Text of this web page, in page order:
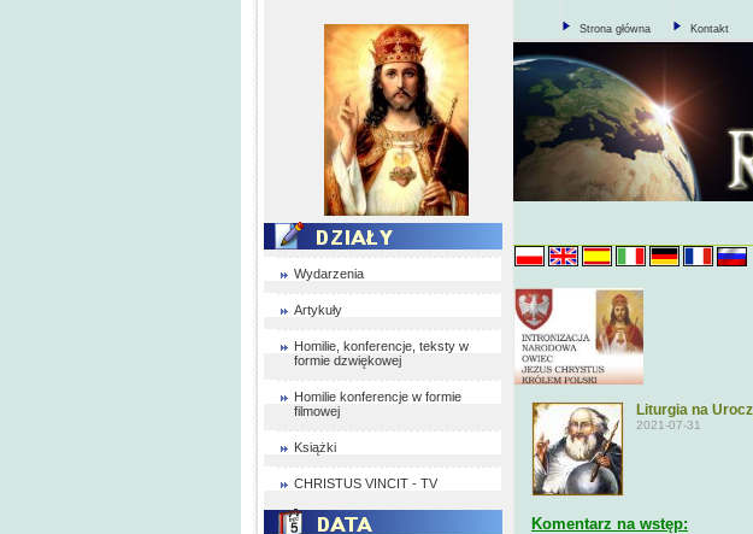
Wydarzenia
Artykuły
Homilie, konferencje, teksty w
formie dzwiękowej
Homilie konferencje w formie
filmowej
Książki
CHRISTUS VINCIT - TV
Strona główna Kontakt
Liturgia na
2021-07-31
Komentarz na wstęp: